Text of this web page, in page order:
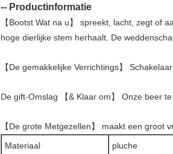
-- Productinformatie
【Bootst Wat na u】 spreekt, lacht, zegt of
hoge dierlijke stem herhaalt. De
【De gemakkelijke Verrichtings】
De gift-Omslag 【& Klaar om】 Onze beer
【De grote Metgezellen】 maakt een groot
Materiaal
pluche